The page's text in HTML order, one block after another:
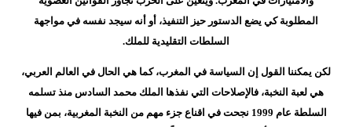
المطلوبة كي يضع الدستور حيز التنفيذ، أو أنه سيجد نفسه في مواجهة
السلطات التقليدية للملك.
لكن يمكننا القول إن السياسة في المغرب، كما هي الحال في العالم العربي،
هي لعبة النخبة، فالإصلاحات التي نفذها الملك محمد السادس منذ تسلمه
السلطة عام 1999 نجحت في اقناع جزء مهم من النخبة المغربية، بمن فيها